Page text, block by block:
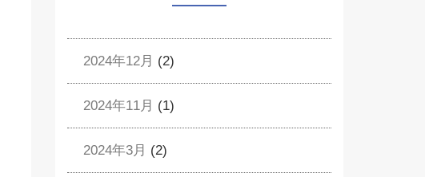
2024年12月 (2)
2024年11月 (1)
2024年3月 (2)